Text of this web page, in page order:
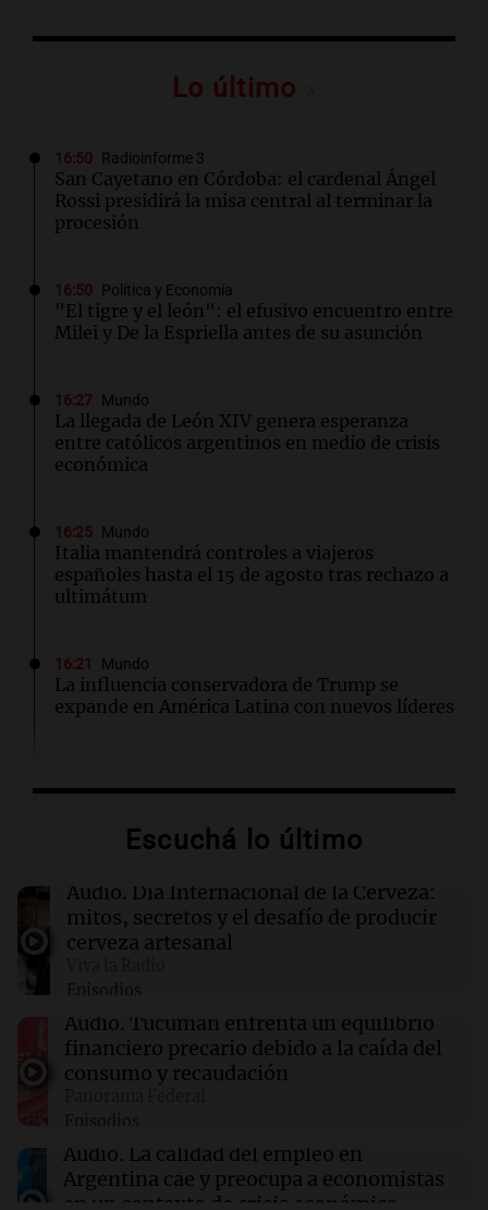
Lo último
16:50 Radioinforme 3
San Cayetano en Córdoba: el cardenal Ángel
Rossi presidirá la misa central al terminar la
procesión
16:50 Política y Economía
"El tigre y el león": el efusivo encuentro entre
Milei y De la Espriella antes de su asunción
16:27 Mundo
La llegada de León XIV genera esperanza
entre católicos argentinos en medio de crisis
económica
16:25 Mundo
Italia mantendrá controles a viajeros
españoles hasta el 15 de agosto tras rechazo a
ultimátum
16:21 Mundo
La influencia conservadora de Trump se
expande en América Latina con nuevos líderes
Gerónimo Rulli se une al Manchester City tras
16:16 Sociedad
Incendio en un edificio al lado de la casa de
Cristina Kirchner: evacuaron a los vecinos
16:15 Mundo
Cameron Hamilton asumirá la FEMA tras su
confirmación en el Senado de EE.UU.
Falleció William Orbit, el influyente productor
que transformó la música pop a los 69 años
Escuchá lo último
Audio. Día Internacional de la Cerveza:
mitos, secretos y el desafío de producir
cerveza artesanal
Episodios
Audio. Tucumán enfrenta un equilibrio
financiero precario debido a la caída del
consumo y recaudación
Episodios
Audio. La calidad del empleo en
Argentina cae y preocupa a economistas
en un contexto de crisis económica